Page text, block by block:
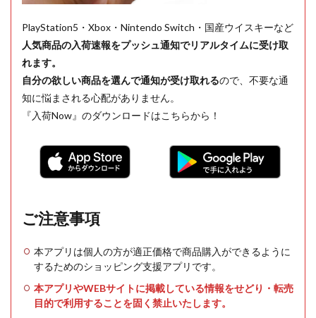
PlayStation5・Xbox・Nintendo Switch・国産ウイスキーなど
人気商品の入荷速報をプッシュ通知でリアルタイムに受け取
れます。
自分の欲しい商品を選んで通知が受け取れるので、不要な通
知に悩まされる心配がありません。
『入荷Now』のダウンロードはこちらから！
ご注意事項
本アプリは個人の方が適正価格で商品購入ができるように
するためのショッピング支援アプリです。
本アプリやWEBサイトに掲載している情報をせどり・転売
目的で利用することを固く禁止いたします。